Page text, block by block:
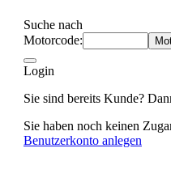
Suche nach
Motorcode:
Login
Sie sind bereits Kunde?
Sie haben noch keinen
Benutzerkonto anlegen